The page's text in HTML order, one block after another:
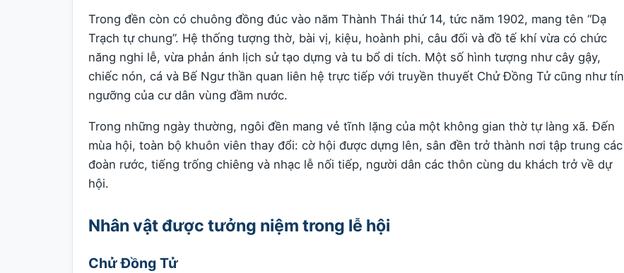
Trong đền còn có chuông đồng đúc vào năm Thành Thái thứ 14, tức năm 1902, mang tên “Dạ
Trạch tự chung”. Hệ thống tượng thờ, bài vị, kiệu, hoành phi, câu đối và đồ tế khí vừa có chức
năng nghi lễ, vừa phản ánh lịch sử tạo dựng và tu bổ di tích. Một số hình tượng như cây gậy,
chiếc nón, cá và Bế Ngư thần quan liên hệ trực tiếp với truyền thuyết Chử Đồng Tử cũng như tín
ngưỡng của cư dân vùng đầm nước.
Trong những ngày thường, ngôi đền mang vẻ tĩnh lặng của một không gian thờ tự làng xã. Đến
mùa hội, toàn bộ khuôn viên thay đổi: cờ hội được dựng lên, sân đền trở thành nơi tập trung các
đoàn rước, tiếng trống chiêng và nhạc lễ nối tiếp, người dân các thôn cùng du khách trở về dự
hội.
Nhân vật được tưởng niệm trong lễ hội
Chử Đồng Tử